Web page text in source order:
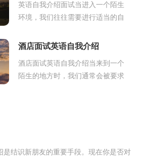
英语自我介绍面试当进入一个陌生
环境，我们往往需要进行适当的自
通的出发点。相信许多人会觉得自
酒店面试英语自我介绍
酒店面试英语自我介绍当来到一个
陌生的地方时，我们通常会被要求
结识新朋友的重要手段。现在你是否对